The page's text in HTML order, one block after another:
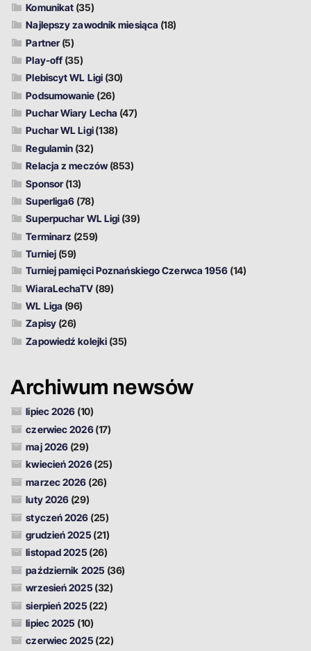
Komunikat (35)
Najlepszy zawodnik miesiąca (18)
Partner(5)
Play-off (35)
Plebiscyt WL Ligi (30)
Podsumowanie (26)
Puchar Wiary Lecha (47)
Puchar WL Ligi(138)
Regulamin (32)
Relacja z meczów(853)
Sponsor(13)
Superliga6 (78)
Superpuchar WL Ligi (39)
Terminarz (259)
Turniej (59)
Turniej pamięci Poznańskiego Czerwca 1956 (14)
WiaraLechaTV (89)
WL Liga (96)
Zapisy(26)
Zapowiedź kolejki (35)
Archiwum newsów
lipiec 2026 (10)
czerwiec 2026(17)
maj 2026 (29)
kwiecień 2026(25)
marzec 2026 (26)
luty 2026 (29)
styczeń 2026 (25)
grudzień 2025 (21)
listopad 2025 (26)
październik 2025 (36)
wrzesień 2025 (32)
sierpień 2025 (22)
lipiec 2025 (10)
czerwiec 2025 (22)